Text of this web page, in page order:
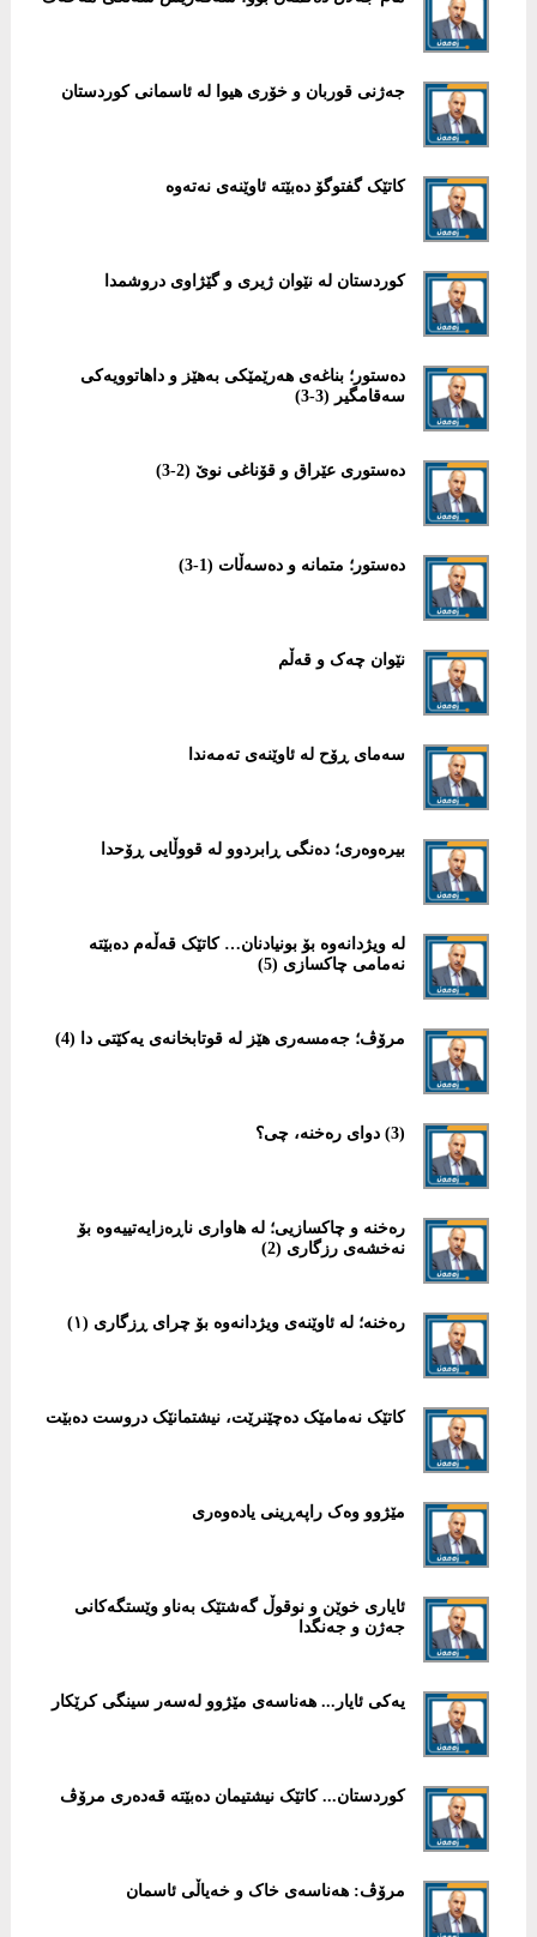
جەژنی قوربان و خۆری هیوا لە ئاسمانی کوردستان
کاتێک گفتوگۆ دەبێتە ئاوێنەی نەتەوە
کوردستان لە نێوان ژیری و گێژاوی دروشمدا
دەستور؛ بناغەی هەرێمێکی بەهێز و داهاتوویەکی
سەقامگیر (3-3)
دەستوری عێراق و قۆناغی نوێ (2-3)
دەستور؛ متمانە و دەسەڵات (1-3)
نێوان چەک و قەڵم
سەمای ڕۆح لە ئاوێنەی تەمەندا
بیرەوەری؛ دەنگی ڕابردوو لە قووڵایی ڕۆحدا
لە ویژدانەوە بۆ بونیادنان… کاتێک قەڵەم دەبێتە
نەمامی چاکسازی (5)
مرۆڤ؛ جەمسەری هێز لە قوتابخانەی یەکێتی دا (4)
(3) دوای رەخنە، چی؟
رەخنە و چاکسازیی؛ لە هاواری ناڕەزایەتییەوە بۆ
نەخشەی رزگاری (2)
رەخنە؛ لە ئاوێنەی ویژدانەوە بۆ چرای ڕزگاری (١)
کاتێک نەمامێک دەچێنرێت، نیشتمانێک دروست دەبێت
مێژوو وەک راپەڕینی یادەوەری
ئایاری خوێن و نوقوڵ گەشتێک بەناو وێستگەکانی
جەژن و جەنگدا
یەکی ئایار... هەناسەی مێژوو لەسەر سینگی کرێکار
کوردستان... کاتێک نیشتیمان دەبێتە قەدەری مرۆڤ
مرۆڤ: هەناسەی خاک و خەیاڵی ئاسمان